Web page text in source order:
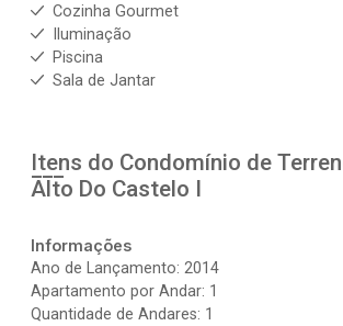
Cozinha Gourmet
Iluminação
Piscina
Sala de Jantar
Itens do Condomínio de
Alto Do Castelo I
Informações
Ano de Lançamento: 2014
Apartamento por Andar: 1
Quantidade de Andares: 1